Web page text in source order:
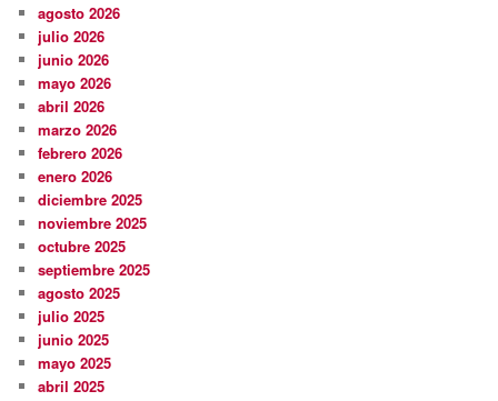
agosto 2026
julio 2026
junio 2026
mayo 2026
abril 2026
marzo 2026
febrero 2026
enero 2026
diciembre 2025
noviembre 2025
octubre 2025
septiembre 2025
agosto 2025
julio 2025
junio 2025
mayo 2025
abril 2025